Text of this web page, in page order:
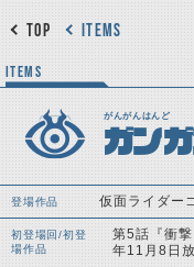
ITEMS
TOP
ITEMS
がんがんはんど
ガン
登場作品 仮面ライダー
初登場回/初登
場作品
第5話『衝
年11月8日